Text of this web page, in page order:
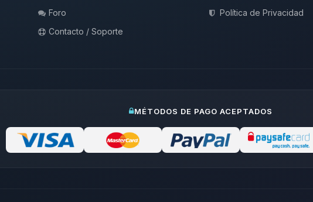
Foro
Contacto / Soporte
Política de Privacidad
MÉTODOS DE PAGO ACEPTADOS